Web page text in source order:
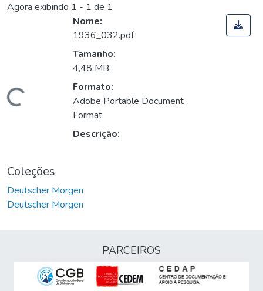
Agora exibindo 1 - 1 de 1
Carregando...
Nome:
1936_032.pdf
Tamanho:
4,48 MB
Formato:
Adobe Portable Document
Format
Descrição:
Coleções
Deutscher Morgen
Deutscher Morgen
PARCEIROS